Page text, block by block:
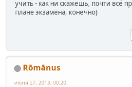
учить - как ни скажешь, почти всё
плане экзамена, конечно)
Rōmānus
июня 27, 2013, 00:20